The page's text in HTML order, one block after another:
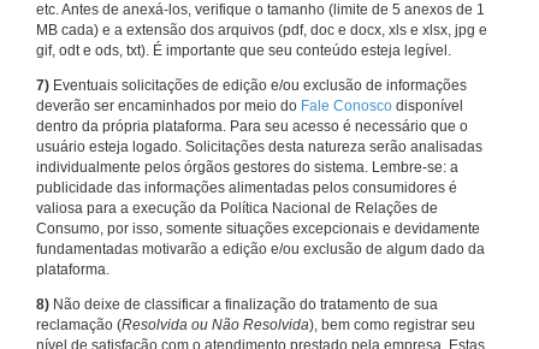
etc. Antes de anexá-los, verifique o tamanho (limite de 5 anexos de 1
MB cada) e a extensão dos arquivos (pdf, doc e docx, xls e xlsx, jpg e
gif, odt e ods, txt). É importante que seu conteúdo esteja legível.
7) Eventuais solicitações de edição e/ou exclusão de informações
deverão ser encaminhados por meio do Fale Conosco disponível
dentro da própria plataforma. Para seu acesso é necessário que o
usuário esteja logado. Solicitações desta natureza serão analisadas
individualmente pelos órgãos gestores do sistema. Lembre-se: a
publicidade das informações alimentadas pelos consumidores é
valiosa para a execução da Política Nacional de Relações de
Consumo, por isso, somente situações excepcionais e devidamente
fundamentadas motivarão a edição e/ou exclusão de algum dado da
plataforma.
8) Não deixe de classificar a finalização do tratamento de sua
reclamação (Resolvida ou Não Resolvida), bem como registrar seu